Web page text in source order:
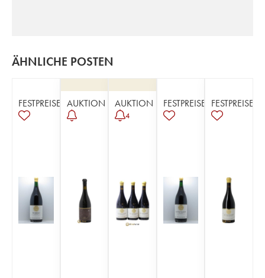
ÄHNLICHE POSTEN
FESTPREISE AUKTION AUKTION
4
FESTPREISE FESTPREISE